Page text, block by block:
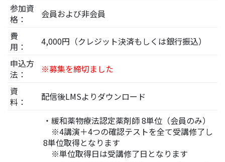
参加資
格：
会員および非会員
費
用：
4,000円（クレジット決済もしくは銀行振込）
申込方
法：
※募集を締切ました
資
料：
配信後LMSよりダウンロード
・緩和薬物療法認定薬剤師 8単位（会員のみ）
※4講演＋4つの確認テストを全て受講修了し
8単位取得となります
※単位取得日は受講修了日となります